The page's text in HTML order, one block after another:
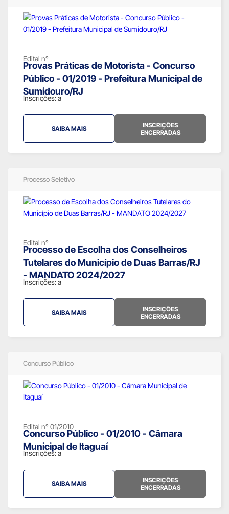
Edital n°
Provas Práticas de Motorista - Concurso
Público - 01/2019 - Prefeitura Municipal de
Sumidouro/RJ
Inscrições:a
SAIBA MAIS
INSCRIÇÕES
ENCERRADAS
Processo Seletivo
Edital n°
Processo de Escolha dos Conselheiros
Tutelares do Município de Duas Barras/RJ
- MANDATO 2024/2027
Inscrições:a
SAIBA MAIS
INSCRIÇÕES
ENCERRADAS
Concurso Público
Edital n° 01/2010
Concurso Público - 01/2010 - Câmara
Municipal de Itaguaí
Inscrições:a
SAIBA MAIS
INSCRIÇÕES
ENCERRADAS